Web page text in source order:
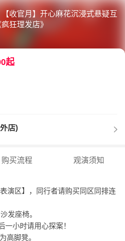
【收官月】开心麻花沉浸式悬疑互
狂理发店》
起
店)
购买流程 观演须知
演区】，同行者请购买同区同排连
发座椅。
一小时请用心探案！
高脚凳。